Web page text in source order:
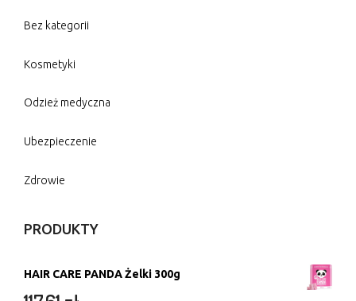
Bez kategorii
Kosmetyki
Odzież medyczna
Ubezpieczenie
Zdrowie
PRODUKTY
HAIR CARE PANDA Żelki 300g